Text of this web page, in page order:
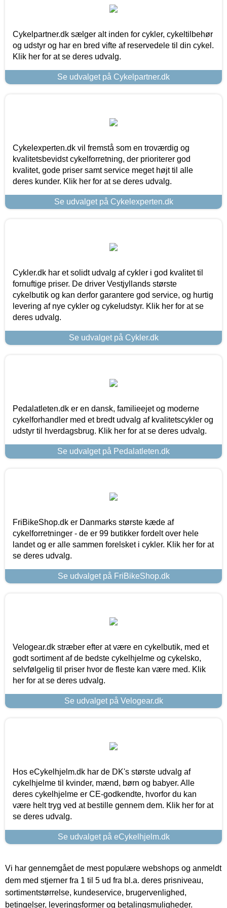
Cykelpartner.dk sælger alt inden for cykler, cykeltilbehør
og udstyr og har en bred vifte af reservedele til din cykel.
Klik her for at se deres udvalg.
Se udvalget på Cykelpartner.dk
Cykelexperten.dk vil fremstå som en troværdig og
kvalitetsbevidst cykelforretning, der prioriterer god
kvalitet, gode priser samt service meget højt til alle
deres kunder. Klik her for at se deres udvalg.
Se udvalget på Cykelexperten.dk
Cykler.dk har et solidt udvalg af cykler i god kvalitet til
fornuftige priser. De driver Vestjyllands største
cykelbutik og kan derfor garantere god service, og hurtig
levering af nye cykler og cykeludstyr. Klik her for at se
deres udvalg.
Se udvalget på Cykler.dk
Pedalatleten.dk er en dansk, familieejet og moderne
cykelforhandler med et bredt udvalg af kvalitetscykler og
udstyr til hverdagsbrug. Klik her for at se deres udvalg.
Se udvalget på Pedalatleten.dk
FriBikeShop.dk er Danmarks største kæde af
cykelforretninger - de er 99 butikker fordelt over hele
landet og er alle sammen forelsket i cykler. Klik her for at
se deres udvalg.
Se udvalget på FriBikeShop.dk
Velogear.dk stræber efter at være en cykelbutik, med et
godt sortiment af de bedste cykelhjelme og cykelsko,
selvfølgelig til priser hvor de fleste kan være med. Klik
her for at se deres udvalg.
Se udvalget på Velogear.dk
Hos eCykelhjelm.dk har de DK's største udvalg af
cykelhjelme til kvinder, mænd, børn og babyer. Alle
deres cykelhjelme er CE-godkendte, hvorfor du kan
være helt tryg ved at bestille gennem dem. Klik her for at
se deres udvalg.
Se udvalget på eCykelhjelm.dk
Vi har gennemgået de mest populære webshops og anmeldt
dem med stjerner fra 1 til 5 ud fra bl.a. deres prisniveau,
sortimentstørrelse, kundeservice, brugervenlighed,
betingelser, leveringsformer og betalingsmuligheder.